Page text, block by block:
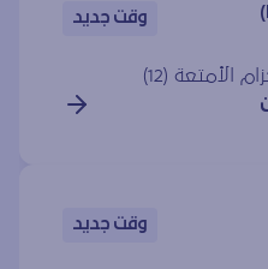
وقت جديد
وقت جديد